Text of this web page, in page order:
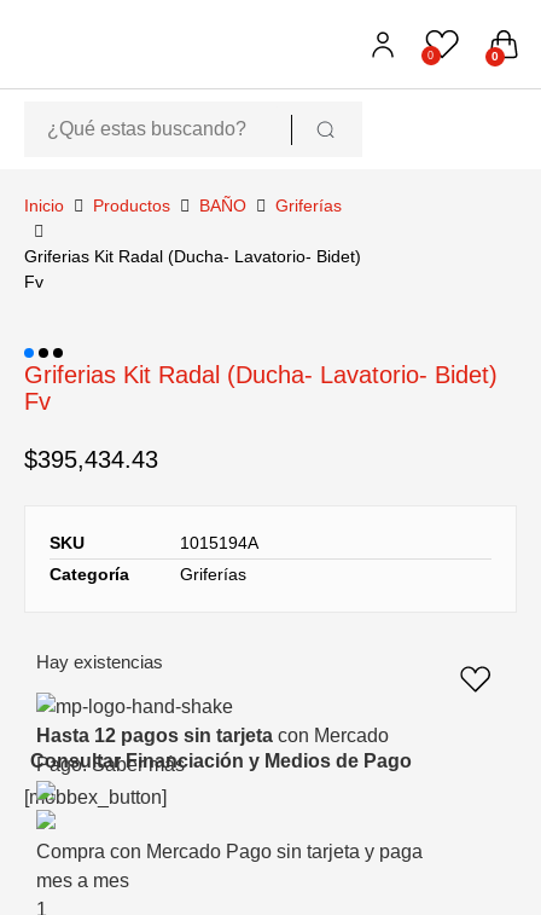
0 0
Inicio Productos BAÑO Griferías
Griferias Kit Radal (Ducha- Lavatorio- Bidet)
Fv
Griferias Kit Radal (Ducha- Lavatorio- Bidet)
Fv
$395,434.43
SKU
1015194A
Categoría
Griferías
Hay existencias
Hasta 12 pagos sin tarjeta con Mercado
Pago. Saber más
Compra con Mercado Pago sin tarjeta y paga
mes a mes
1
Consultar Financiación y Medios de Pago
[mobbex_button]